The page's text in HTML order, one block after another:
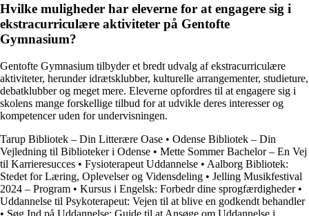
Hvilke muligheder har eleverne for at engagere sig i
ekstracurriculære aktiviteter på Gentofte
Gymnasium?
Gentofte Gymnasium tilbyder et bredt udvalg af ekstracurriculære
aktiviteter, herunder idrætsklubber, kulturelle arrangementer, studieture,
debatklubber og meget mere. Eleverne opfordres til at engagere sig i
skolens mange forskellige tilbud for at udvikle deres interesser og
kompetencer uden for undervisningen.
Tarup Bibliotek – Din Litterære Oase • Odense Bibliotek – Din
Vejledning til Biblioteker i Odense • Mette Sommer Bachelor – En Vej
til Karrieresucces • Fysioterapeut Uddannelse • Aalborg Bibliotek:
Stedet for Læring, Oplevelser og Vidensdeling • Jelling Musikfestival
2024 – Program • Kursus i Engelsk: Forbedr dine sprogfærdigheder•
Uddannelse til Psykoterapeut: Vejen til at blive en godkendt behandler
• Søg Ind på Uddannelse: Guide til at Ansøge om Uddannelse i